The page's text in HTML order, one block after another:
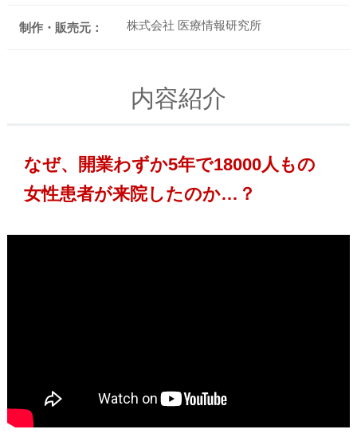
制作・販売元： 株式会社 医療情報研究所
内容紹介
なぜ、開業わずか5年で18000人もの
女性患者が来院したのか…？